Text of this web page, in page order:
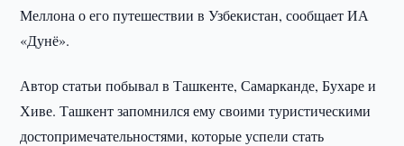
Меллона о его путешествии в Узбекистан, сообщает ИА
«Дунё».
Автор статьи побывал в Ташкенте, Самарканде, Бухаре и
Хиве. Ташкент запомнился ему своими туристическими
достопримечательностями, которые успели стать